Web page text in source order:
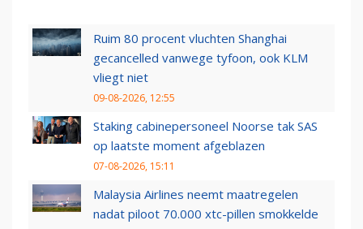
Ruim 80 procent vluchten Shanghai
gecancelled vanwege tyfoon, ook KLM
vliegt niet
09-08-2026, 12:55
Staking cabinepersoneel Noorse tak SAS
op laatste moment afgeblazen
07-08-2026, 15:11
Malaysia Airlines neemt maatregelen
nadat piloot 70.000 xtc-pillen smokkelde